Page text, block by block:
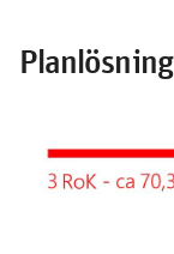
Planlösning